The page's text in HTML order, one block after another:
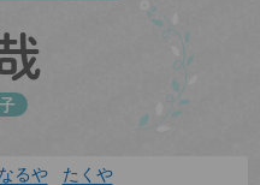
なるや たくや